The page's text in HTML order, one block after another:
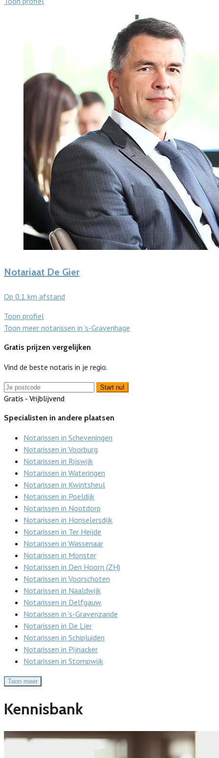
Notariaat De Gier
Op 0.1 km afstand
Toon profiel
Toon meer notarissen in ‘s-Gravenhage
Gratis prijzen vergelijken
Vind de beste notaris in je regio.
Start nu!
Gratis - Vrijblijvend
Specialisten in andere plaatsen
Notarissen in Scheveningen
Notarissen in Voorburg
Notarissen in Rijswijk
Notarissen in Wateringen
Notarissen in Kwintsheul
Notarissen in Poeldijk
Notarissen in Nootdorp
Notarissen in Honselersdijk
Notarissen in Ter Heijde
Notarissen in Wassenaar
Notarissen in Monster
Notarissen in Den Hoorn (ZH)
Notarissen in Voorschoten
Notarissen in Naaldwijk
Notarissen in Delfgauw
Notarissen in ‘s-Gravenzande
Notarissen in De Lier
Notarissen in Schipluiden
Notarissen in Pijnacker
Notarissen in Stompwijk
Toon meer
Kennisbank